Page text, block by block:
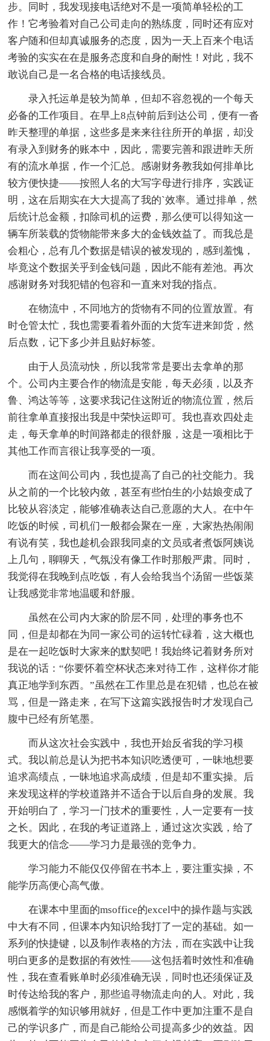
步。同时，我发现接电话绝对不是一项简单轻松的工
作！它考验着对自己公司走向的熟练度，同时还有应对
客户随和但却真诚服务的态度，因为一天上百来个电话
考验的实实在在是服务态度和自身的耐性！对此，我不
敢说自己是一名合格的电话接线员。
录入托运单是较为简单，但却不容忽视的一个每天
必备的工作项目。在早上8点钟前后到达公司，便有一沓
昨天整理的单据，这些多是来来往往所开的单据，却没
有录入到财务的账本中，因此，需要完善和跟进昨天所
有的流水单据，作一个汇总。感谢财务教我如何排单比
较方便快捷——按照人名的大写字母进行排序，实践证
明，这在后期实在大大提高了我的`效率。通过排单，然
后统计总金额，扣除司机的运费，那么便可以得知这一
辆车所装载的货物能带来多大的金钱效益了。而我总是
会粗心，总有几个数据是错误的被发现的，感到羞愧，
毕竟这个数据关乎到金钱问题，因此不能有差池。再次
感谢财务对我犯错的包容和一直来对我的指点。
在物流中，不同地方的货物有不同的位置放置。有
时仓管太忙，我也需要看着外面的大货车进来卸货，然
后点数，记下多少并且贴好标签。
由于人员流动快，所以我常常是要出去拿单的那
个。公司内主要合作的物流是安能，每天必须，以及齐
鲁、鸿达等等，这要求我记住这附近的物流位置，然后
前往拿单直接报出我是中荣快运即可。我也喜欢四处走
走，每天拿单的时间路都走的很舒服，这是一项相比于
其他工作而言很让我享受的一项。
而在这间公司内，我也提高了自己的社交能力。我
从之前的一个比较内敛，甚至有些怕生的小姑娘变成了
比较从容淡定，能够准确表达自己意愿的大人。在中午
吃饭的时候，司机们一般都会聚在一座，大家热热闹闹
有说有笑，我也趁机会跟我同桌的文员或者煮饭阿姨说
上几句，聊聊天，气氛没有像工作时那般严肃。同时，
我觉得在我晚到点吃饭，有人会给我当个汤留一些饭菜
让我感觉非常地温暖和舒服。
虽然在公司内大家的阶层不同，处理的事务也不
同，但是却都在为同一家公司的运转忙碌着，这大概也
是在一起吃饭时大家来的默契吧！我始终记着财务所对
我说的话：“你要怀着空杯状态来对待工作，这样你才能
真正地学到东西。”虽然在工作里总是在犯错，也总在被
骂，但是一路走来，在写下这篇实践报告时才发现自己
腹中已经有所笔墨。
而从这次社会实践中，我也开始反省我的学习模
式。我以前总是认为把书本知识吃透便可，一昧地想要
追求高绩点，一昧地追求高成绩，但是却不重实操。后
来发现这样的学校道路并不适合于以后自身的发展。我
开始明白了，学习一门技术的重要性，人一定要有一技
之长。因此，在我的考证道路上，通过这次实践，给了
我更大的信念——学习力是最强的竞争力。
学习能力不能仅仅停留在书本上，要注重实操，不
能学历高便心高气傲。
在课本中里面的msoffice的excel中的操作题与实践
中大有不同，但课本内知识给我打了一定的基础。如一
系列的快捷键，以及制作表格的方法，而在实践中让我
明白更多的是数据的有效性——这包括着时效性和准确
性，我在查看账单时必须准确无误，同时也还须保证及
时传达给我的客户，那些追寻物流走向的人。对此，我
感慨着学的知识够用就好，但是工作中更加注重不是自
己的学识多广，而是自己能给公司提高多少的效益。因